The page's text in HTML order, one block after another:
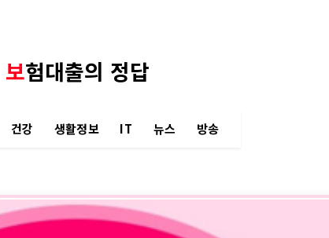
보험대출의 정답
건강 생활정보 IT 뉴스 방송